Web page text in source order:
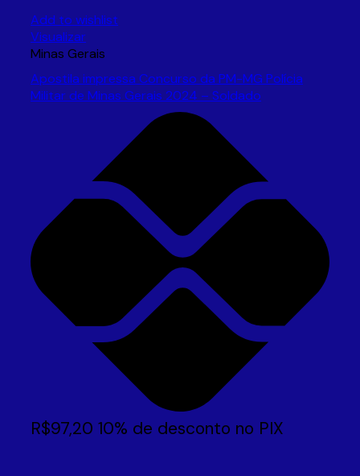
Add to wishlist
Visualizar
Minas Gerais
Apostila impressa Concurso da PM-MG Polícia
Militar de Minas Gerais 2024 – Soldado
R$97,20 10% de desconto no PIX